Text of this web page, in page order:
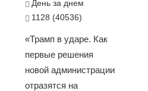
День за днем
1128 (40536)
«Трамп в ударе. Как
первые решения
новой администрации
отразятся на